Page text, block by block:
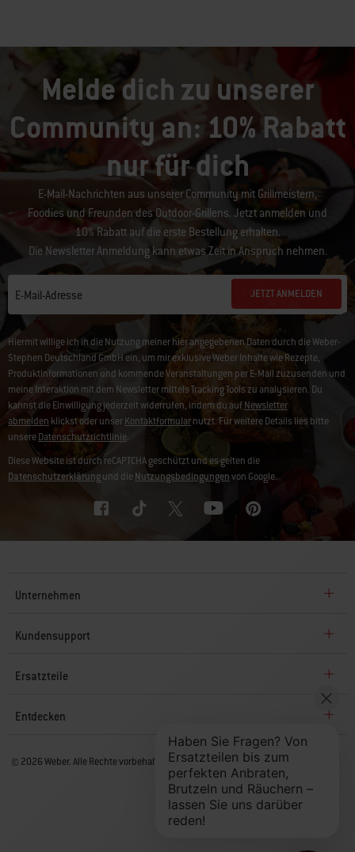
Melde dich zu unserer
Community an: 10% Rabatt
nur für dich
E-Mail-Nachrichten aus unserer Community mit Grillmeistern,
Foodies und Freunden des Outdoor-Grillens. Jetzt anmelden und
10% Rabatt auf die erste Bestellung erhalten.
Die Newsletter Anmeldung kann etwas Zeit in Anspruch nehmen.
E-Mail-Adresse JETZT ANMELDEN
Hiermit willige ich in die Nutzung meiner hier angegebenen Daten durch die Weber-
Stephen Deutschland GmbH ein, um mir exklusive Weber Inhalte wie Rezepte,
Produktinformationen und kommende Veranstaltungen per E-Mail zuzusenden und
meine Interaktion mit dem Newsletter mittels Tracking Tools zu analysieren. Du
kannst die Einwilligung jederzeit widerrufen, indem du aufNewsletter
abmelden klickst oder unserKontaktformularnutzt. Für weitere Details lies bitte
unsereDatenschutzrichtlinie.
Diese Website ist durch reCAPTCHA geschützt und es gelten die
Datenschutzerklärungund dieNutzungsbedingungenvon Google.
Unternehmen
Kundensupport
Ersatzteile
Entdecken
© 2026 Weber. Alle Rechte vorbehalten.